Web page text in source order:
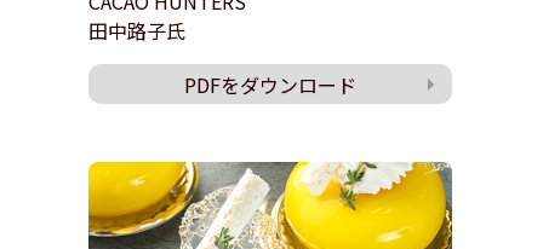
田中路子氏
PDFをダウンロード